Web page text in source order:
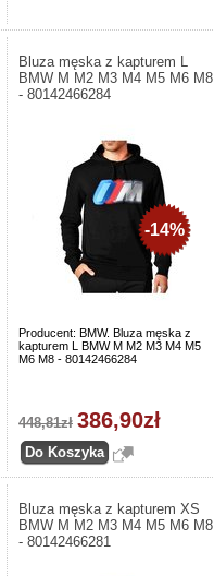
Bluza męska z kapturem L
BMW M M2 M3 M4 M5 M6 M8
- 80142466284
Producent: BMW. Bluza męska z
kapturem L BMW M M2 M3 M4 M5
M6 M8 - 80142466284
-14%
448,81zł 386,90zł
Bluza męska z kapturem XS
BMW M M2 M3 M4 M5 M6 M8
- 80142466281